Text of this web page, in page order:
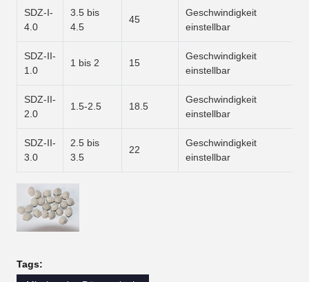
SDZ-I-
4.0
3.5 bis
4.5
45
Geschwindigkeit
einstellbar
SDZ-II-
1.0
1 bis 2 15
Geschwindigkeit
einstellbar
SDZ-II-
2.0
1.5-2.5 18.5
Geschwindigkeit
einstellbar
SDZ-II-
3.0
2.5 bis
3.5
22
Geschwindigkeit
einstellbar
Tags: